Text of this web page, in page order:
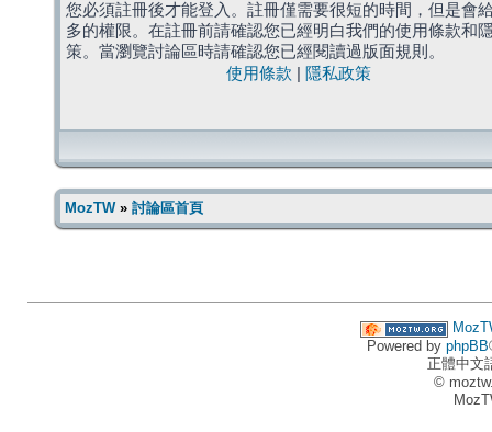
您必須註冊後才能登入。註冊僅需要很短的時間，但是會
多的權限。在註冊前請確認您已經明白我們的使用條款和
策。當瀏覽討論區時請確認您已經閱讀過版面規則。
使用條款
隱私政策
MozTW» 討論區首頁
Powered by phpBB
正體中文
©